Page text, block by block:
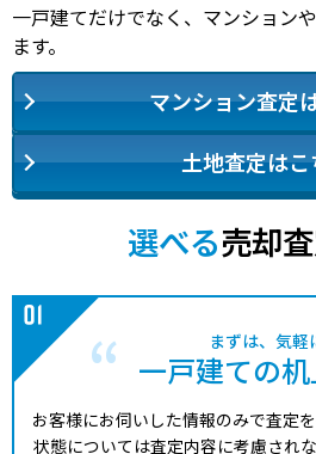
一戸建てだけでなく、マンション
ます。
マンション査定
土地査定は
選べる売却
まずは、気軽
一戸建ての
お客様にお伺いした情報のみで査定を
状態については査定内容に考慮され